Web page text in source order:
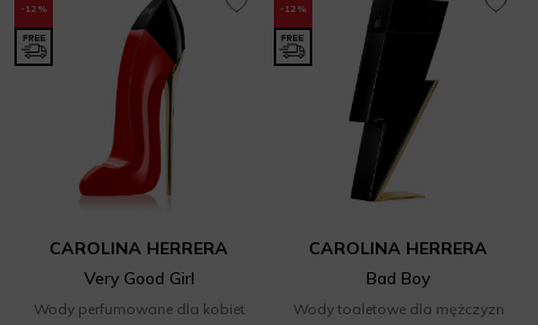
-12%
CAROLINA HERRERA
Very Good Girl
Wody perfumowane dla kobiet
-12%
CAROLINA HERRERA
Bad Boy
Wody toaletowe dla mężczyzn